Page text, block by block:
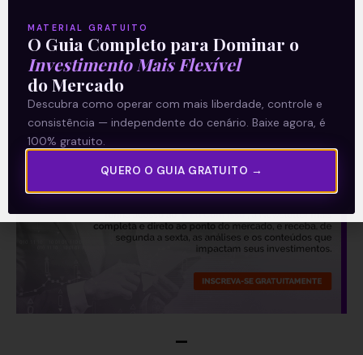
Este conteúdo faz parte da nossa
Newsletter‘E Eu Com Isso’
Para ficar por dentro do universo dos
investimentos de maneira prática, clique
abaixo einscreva-se gratuitamente
—
MATERIAL GRATUITO
O Guia Completo para Dominar o
Investimento Mais Flexível
do Mercado
Descubra como operar com mais liberdade, controle e
consistência — independente do cenário. Baixe agora, é
100% gratuito.
QUERO O GUIA GRATUITO →